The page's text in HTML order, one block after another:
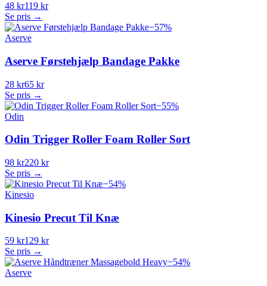
48 kr119 kr
Se pris →
−57%
Aserve
Aserve Førstehjælp Bandage Pakke
28 kr65 kr
Se pris →
−55%
Odin
Odin Trigger Roller Foam Roller Sort
98 kr220 kr
Se pris →
−54%
Kinesio
Kinesio Precut Til Knæ
59 kr129 kr
Se pris →
−54%
Aserve